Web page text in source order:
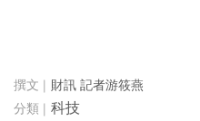
財訊 記者游筱燕
科技